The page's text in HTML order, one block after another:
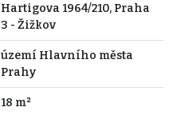
Hartigova 1964/210, Praha
3 - Žižkov
území Hlavního města
Prahy
18 m²